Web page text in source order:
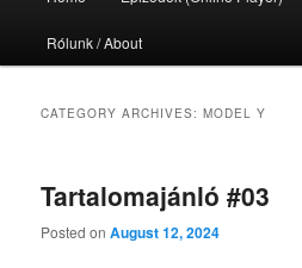
Rólunk / About
CATEGORY ARCHIVES:MODEL Y
Tartalomajánló #03
Posted onAugust 12, 2024